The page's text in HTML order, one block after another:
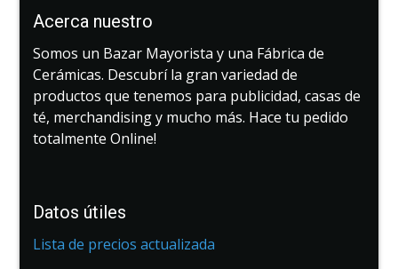
Acerca nuestro
Somos un Bazar Mayorista y una Fábrica de
Cerámicas. Descubrí la gran variedad de
productos que tenemos para publicidad, casas de
té, merchandising y mucho más. Hace tu pedido
totalmente Online!
Datos útiles
Lista de precios actualizada